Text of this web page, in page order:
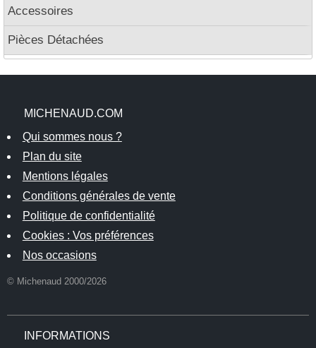
Accessoires
Pièces Détachées
MICHENAUD.COM
Qui sommes nous ?
Plan du site
Mentions légales
Conditions générales de vente
Politique de confidentialité
Cookies : Vos préférences
Nos occasions
© Michenaud 2000/2026
INFORMATIONS